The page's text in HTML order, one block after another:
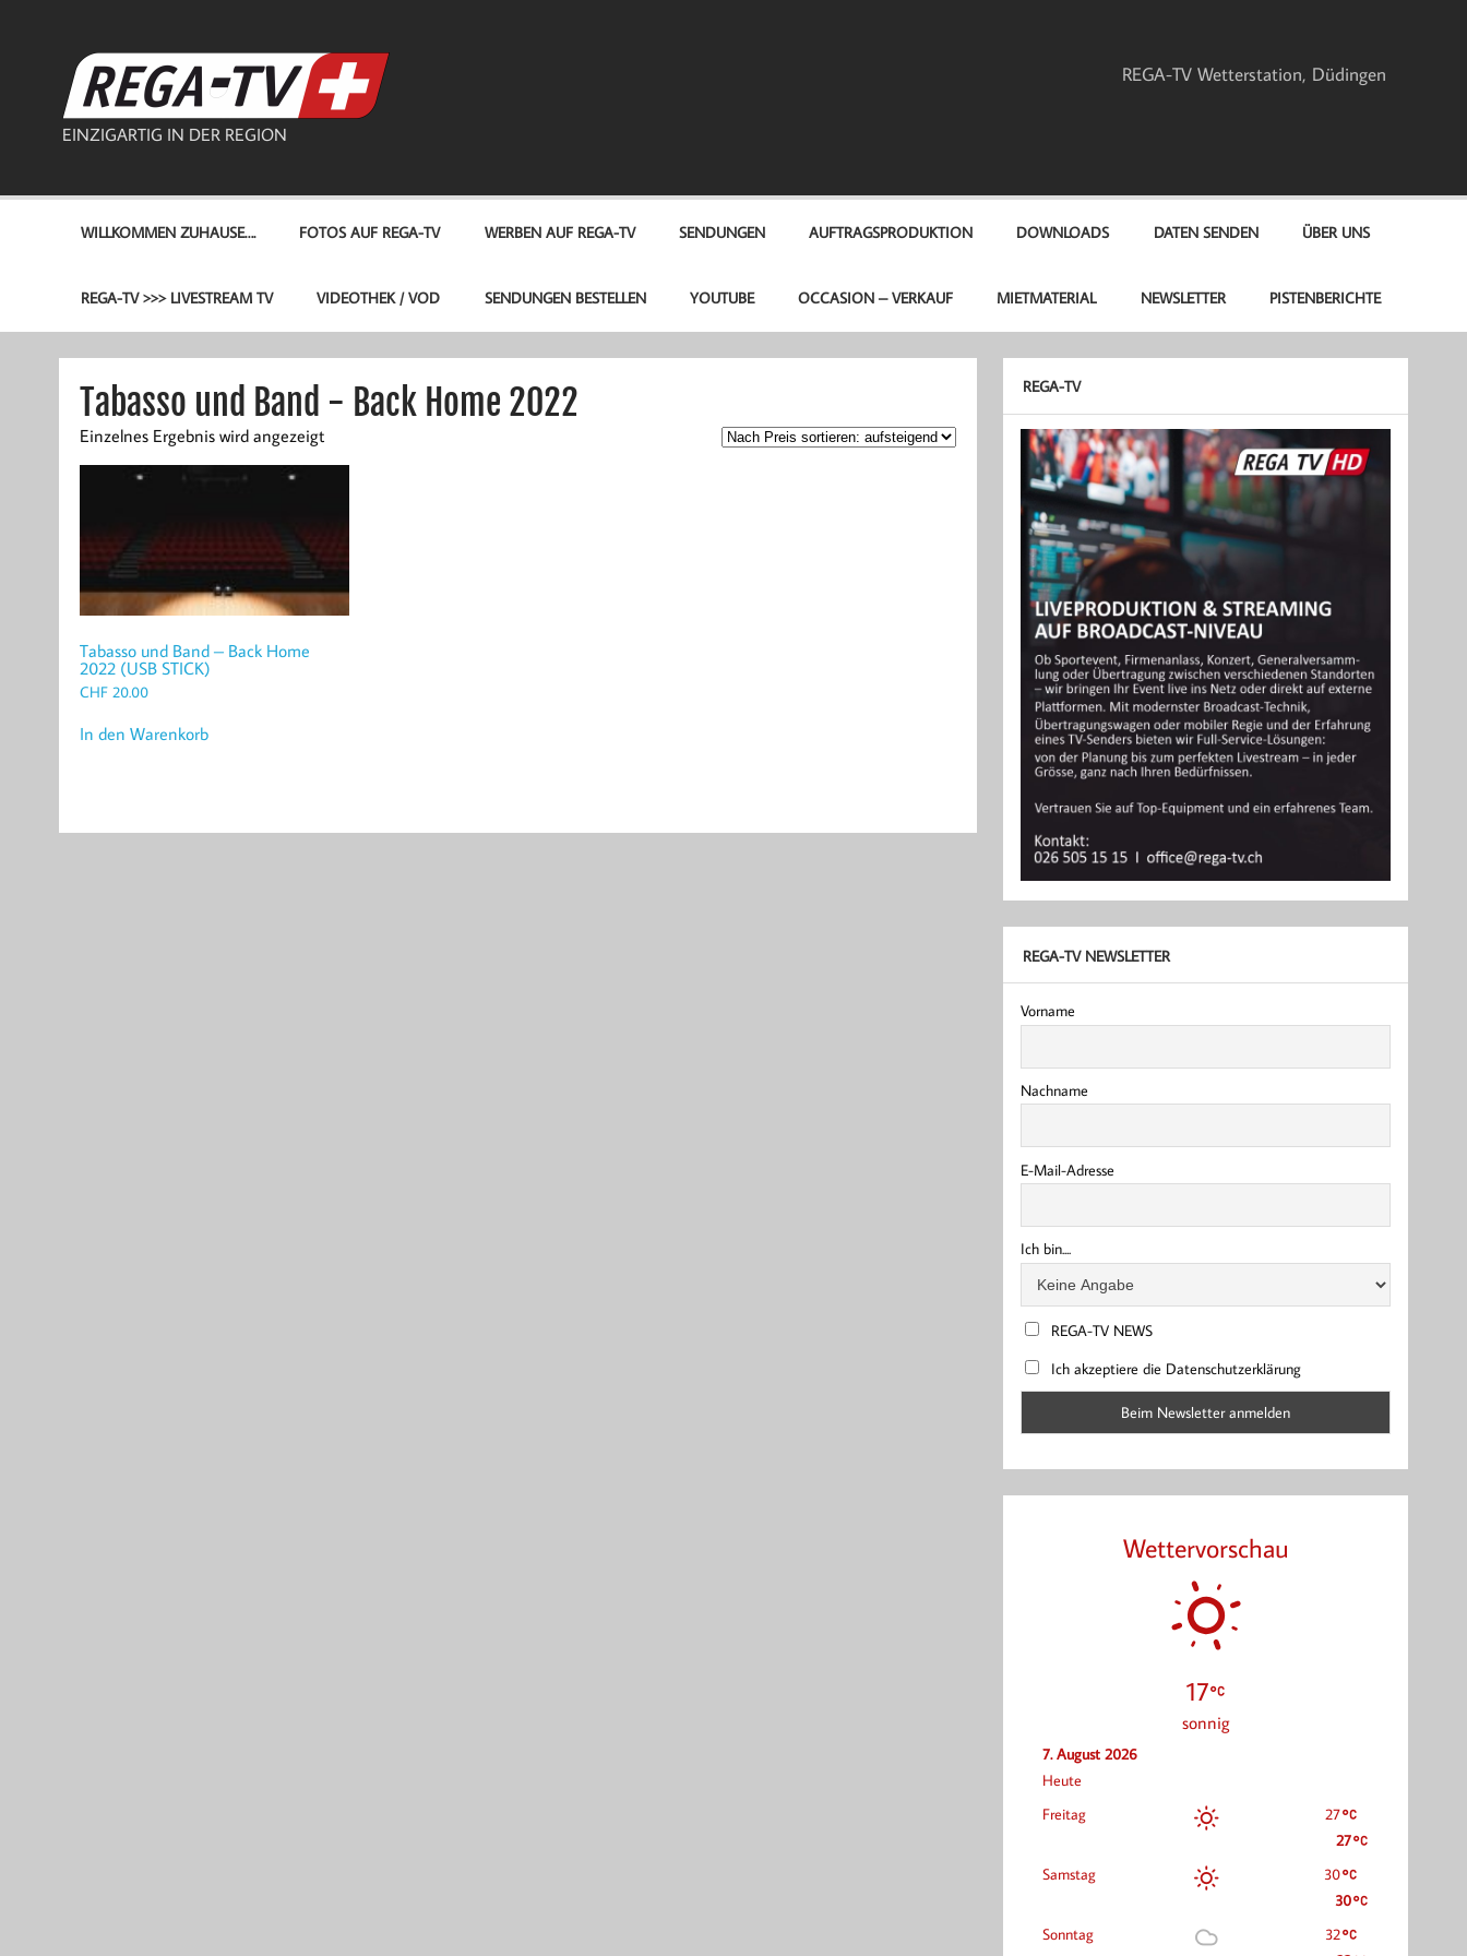
EINZIGARTIG IN DER REGION
REGA-TV Wetterstation, Düdingen
WILLKOMMEN ZUHAUSE…. FOTOS AUF REGA-TV WERBEN AUF REGA-TV SENDUNGEN AUFTRAGSPRODUKTION DOWNLOADS DATEN SENDEN ÜBER UNS
REGA-TV >>> LIVESTREAM TV VIDEOTHEK / VOD SENDUNGEN BESTELLEN YOUTUBE OCCASION – VERKAUF MIETMATERIAL NEWSLETTER PISTENBERICHTE
Tabasso und Band - Back Home 2022
Einzelnes Ergebnis wird angezeigt
Tabasso und Band – Back Home
2022 (USB STICK)
CHF20.00
In den Warenkorb
REGA-TV
REGA-TV NEWSLETTER
Vorname
Nachname
E-Mail-Adresse
Ich bin....
REGA-TV NEWS
Ich akzeptiere die Datenschutzerklärung
Wettervorschau
17
sonnig
7. August 2026
Heute
Freitag
27
27
Samstag
30
30
Sonntag
32